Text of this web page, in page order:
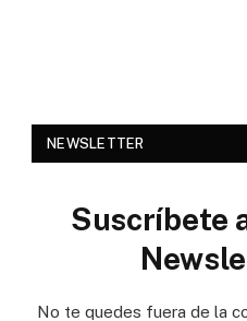
NEWSLETTER
Suscríbete
No te quedes fuera de la